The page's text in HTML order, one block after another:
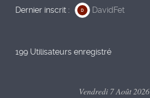
Dernier inscrit : D DavidFet
199 Utilisateurs enregistré
Vendredi 7 Août 2026